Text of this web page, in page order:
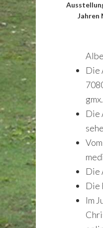
Jahren
Die
Die
Die
Die
Im